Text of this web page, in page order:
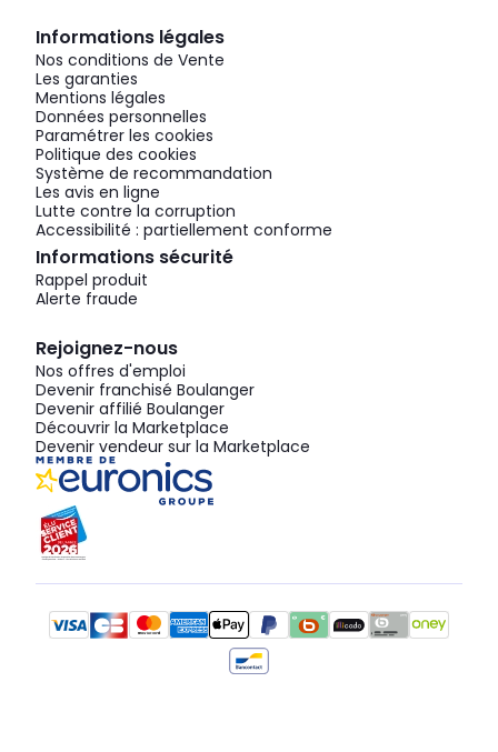
Informations légales
Nos conditions de Vente
Les garanties
Mentions légales
Données personnelles
Paramétrer les cookies
Politique des cookies
Système de recommandation
Les avis en ligne
Lutte contre la corruption
Accessibilité : partiellement conforme
Informations sécurité
Rappel produit
Alerte fraude
Rejoignez-nous
Nos offres d'emploi
Devenir franchisé Boulanger
Devenir affilié Boulanger
Découvrir la Marketplace
Devenir vendeur sur la Marketplace